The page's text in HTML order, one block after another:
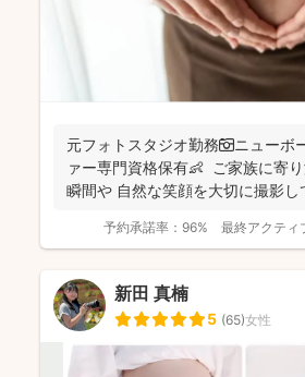
元フォトスタジオ勤務📷ニューボ
ァー専門資格保有👶 ご家族に寄
瞬間や 自然な笑顔を大切に撮影し
予約承諾率： 96% 最終アクティ
新田 真楠
5 (65)女性